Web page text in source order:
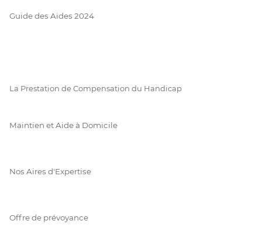
Guide des Aides 2024
La Prestation de Compensation du Handicap
Maintien et Aide à Domicile
Nos Aires d'Expertise
Offre de prévoyance